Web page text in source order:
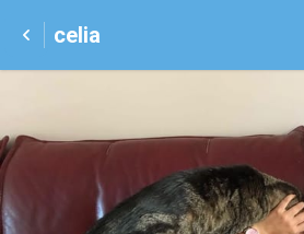
celia